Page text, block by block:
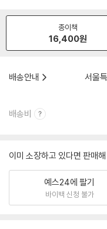
종이책
16,400원
배송안내
서울
배송비
이미 소장하고 있다면 판매
예스24에 팔기
바이백 신청 불가